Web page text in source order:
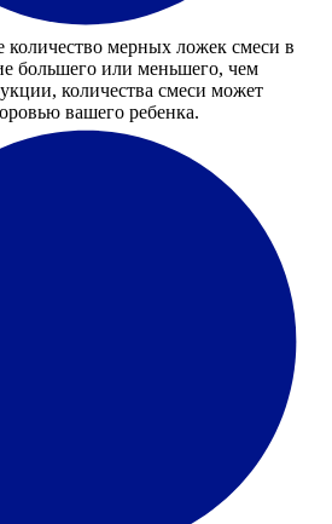
количество мерных ложек смеси в
большего или меньшего, чем
количества смеси может
вашего ребенка.